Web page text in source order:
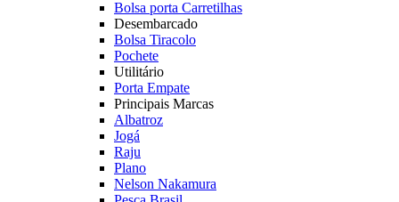
Bolsa porta Carretilhas
Desembarcado
Bolsa Tiracolo
Pochete
Utilitário
Porta Empate
Principais Marcas
Albatroz
Jogá
Raju
Plano
Nelson Nakamura